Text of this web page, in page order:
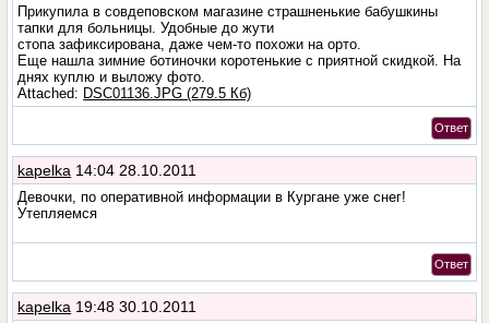
Прикупила в совдеповском магазине страшненькие бабушкины
тапки для больницы. Удобные до жути
стопа зафиксирована, даже чем-то похожи на орто.
Еще нашла зимние ботиночки коротенькие с приятной скидкой. На
днях куплю и выложу фото.
Attached: DSC01136.JPG (279.5 Кб)
Ответ
kapelka 14:04 28.10.2011
Девочки, по оперативной информации в Кургане уже снег!
Утепляемся
Ответ
kapelka 19:48 30.10.2011